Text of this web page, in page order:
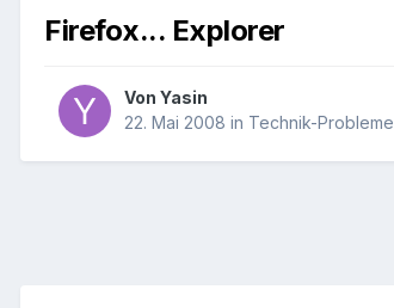
Firefox... Explorer
Von Yasin
22. Mai 2008 in Technik-Probleme